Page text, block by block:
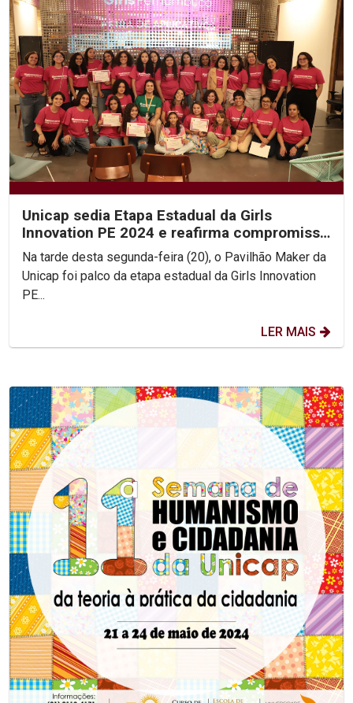
Unicap sedia Etapa Estadual da Girls
Innovation PE 2024 e reafirma compromisso
com educação...
Na tarde desta segunda-feira (20), o Pavilhão Maker da
Unicap foi palco da etapa estadual da Girls Innovation
PE...
LER MAIS